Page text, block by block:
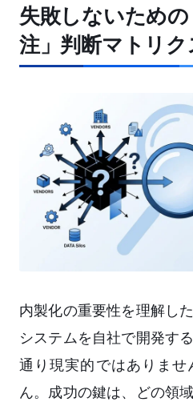
失敗しないため
注」判断マトリ
内製化の重要性を理解し
システムを自社で開発す
通り現実的ではありま
ん。成功の鍵は、どの領